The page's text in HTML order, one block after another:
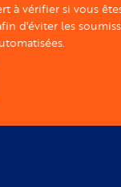
à vérifier si vous
d'éviter les